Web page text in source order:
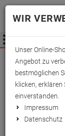
Wichtige
Menü
WIR
Unser Online-
Angebot zu
bestmöglichen
klicken,
einverstanden.
Impressum
Datenschutz